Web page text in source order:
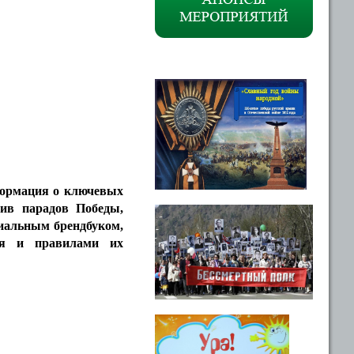
о ключевых
парадов Победы,
брендбуком,
и правилами их